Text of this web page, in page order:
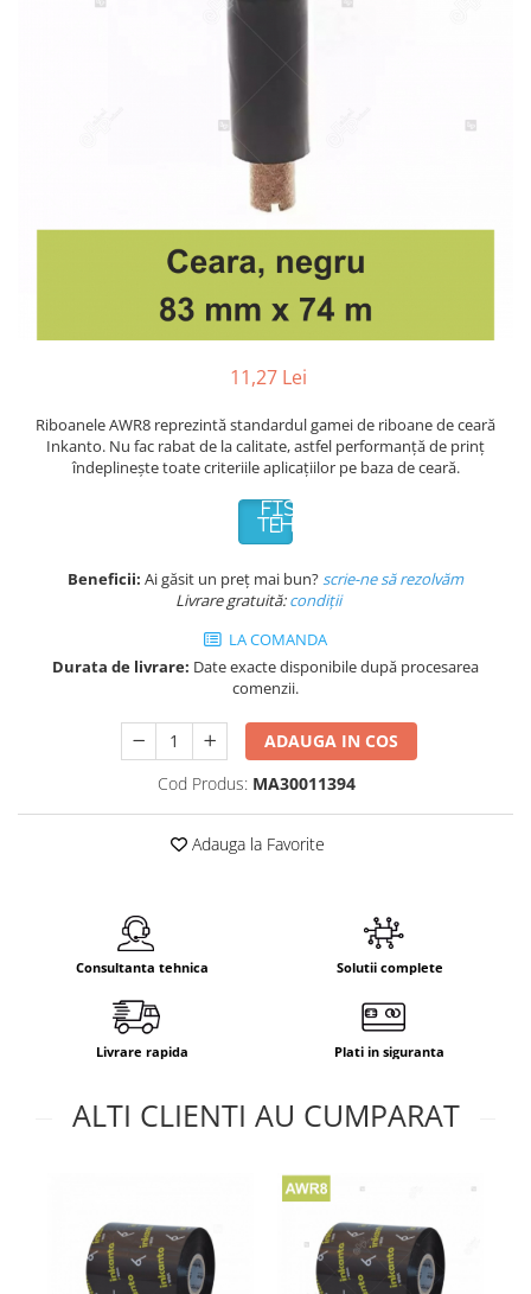
Plicuri de carton
Pungi ziplock cu fermoar
Separatoare carton si coltare
11,27 Lei
Riboanele AWR8 reprezintă standardul gamei de riboane de ceară
Inkanto. Nu fac rabat de la calitate, astfel performanță de prinț
îndeplinește toate criteriile aplicațiilor pe baza de ceară.
FISA
TEHNICA
Beneficii: Ai găsit un preț mai bun? scrie-ne să rezolvăm
Livrare gratuită:condiții
LA COMANDA
Durata de livrare: Date exacte disponibile după procesarea
comenzii.
ADAUGA IN COS
Cod Produs: MA30011394
Adauga la Favorite
Consultanta tehnica Solutii complete
Livrare rapida Plati in siguranta
ALTI CLIENTI AU CUMPARAT